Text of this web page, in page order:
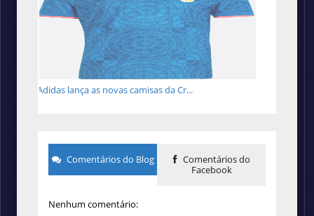
Adidas lança as novas camisas da Cr...
Comentários do Blog
Comentários do
Facebook
Nenhum comentário: